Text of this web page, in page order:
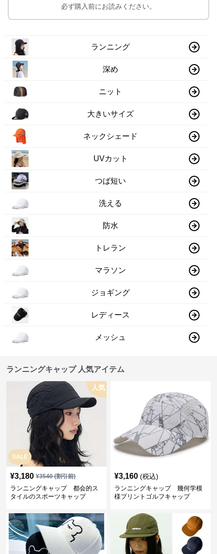
必ず購入前にお読みください。
ランニング
深め
ニット
大きいサイズ
ネックシェード
UVカット
つば短い
洗える
防水
トレラン
マラソン
ジョギング
レディース
メッシュ
ランニングキャップ 人気アイテム
SALE
人気
¥3,180 ¥3540(割引前)
ランニングキャップ 都会的ス
タイルのスポーツキャップ
¥3,160 (税込)
ランニングキャップ 幾何学模
様プリントゴルフキャップ